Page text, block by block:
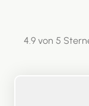
4.9 von 5